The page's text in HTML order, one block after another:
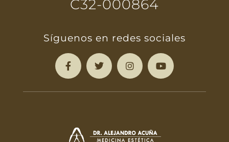
C32-000864
Síguenos en redes sociales